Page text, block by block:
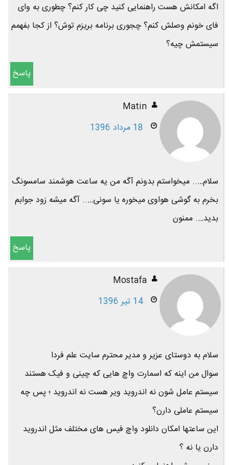
اگه امکانش هست راهنمایی کنید چی کار کنم؟ چطوری به وای
فای خونم وصلش کنم؟ چجوری برنامه بریزم توش؟ از کجا بفهمم
سیستمش چیه؟
پاسخ
Matin
18 مرداد 1396
سلام….. میخواستم بدونم آگه من یه ساعت هوشمند سامسونگ
بخرم به گوشی هواوی میخوره یا سونی….. آگه میشه زود جوابم
بدید…. ممنون
پاسخ
Mostafa
14 تیر 1396
سلام به دوستای عزیر و مدیر محترم سایت علم فردا
سوال من اینه که اسمارت واچ هایی که چینی و فیک هستند
سیستم عامل شون نه اندروید ویر هست نه اندروید ؛ پس چه
سیستم عاملی دارن؟
این ساعتها امکان دانلود واچ فیس های مختلف مثل اندروید
دارن یا نه ؟